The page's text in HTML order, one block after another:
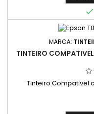

MARCA:
TINTEIRO
Tinteiro Compativel